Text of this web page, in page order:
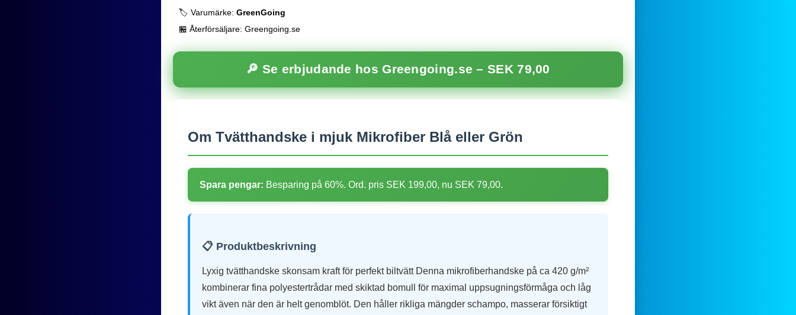
🏷️ Varumärke: GreenGoing
🏪 Återförsäljare: Greengoing.se
🔎 Se erbjudande hos Greengoing.se –SEK 79,00
Om Tvätthandske i mjuk Mikrofiber Blå eller Grön
Spara pengar: Besparing på 60%. Ord. pris SEK 199,00, nu SEK 79,00.
📋 Produktbeskrivning
Lyxig tvätthandske skonsam kraft för perfekt biltvätt Denna mikrofiberhandske på ca 420 g/m²
kombinerar fina polyestertrådar med skiktad bomull för maximal uppsugningsförmåga och låg
vikt även när den är helt genomblöt. Den håller rikliga mängder schampo, masserar försiktigt